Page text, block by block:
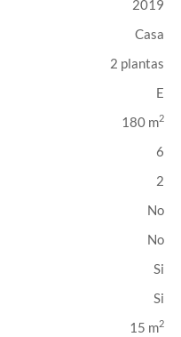
2019
Casa
2 plantas
E
180 m2
6
2
15 m2